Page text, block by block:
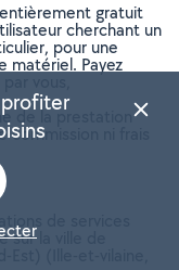
gratuit
cherchant un
pour une
matériel. Payez
de la prestation
commission ni frais
de services
la ville de